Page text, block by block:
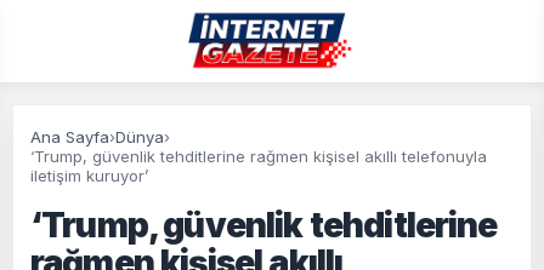
Ana Sayfa›Dünya›
‘Trump, güvenlik tehditlerine rağmen kişisel akıllı telefonuyla
iletişim kuruyor’
‘Trump, güvenlik tehditlerine